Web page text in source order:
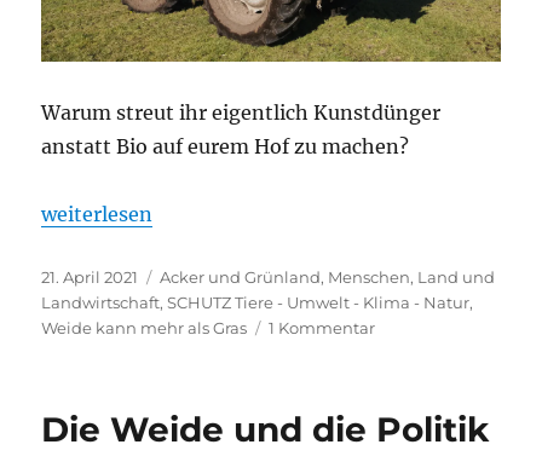
Warum streut ihr eigentlich Kunstdünger
anstatt Bio auf eurem Hof zu machen?
„Warum unsere Zimmerdecken so niedrig sind“
weiterlesen
Veröffentlicht
am
21. April 2021 Kategorien
Acker und Grünland, Menschen, Land und
Landwirtschaft,SCHUTZ Tiere - Umwelt - Klima - Natur,
Weide kann mehr als Gras
1 Kommentarzu
so
Die Weide und die Politik